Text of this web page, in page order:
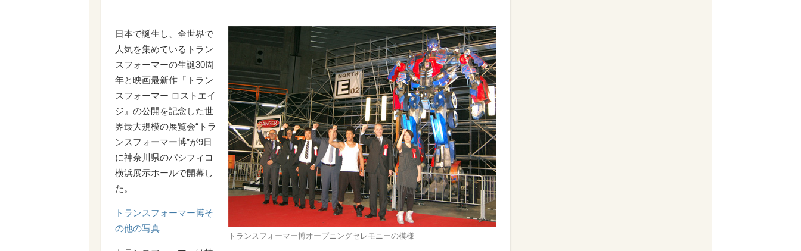
トランスフォーマー博オープニングセレモニーの模様
日本で誕生し、全世界で
人気を集めているトラン
スフォーマーの生誕30周
年と映画最新作『トラン
スフォーマー ロストエイ
ジ』の公開を記念した世
界最大規模の展覧会“トラ
ンスフォーマー博”が9日
に神奈川県のパシフィコ
横浜展示ホールで開幕し
た。
トランスフォーマー博そ
の他の写真